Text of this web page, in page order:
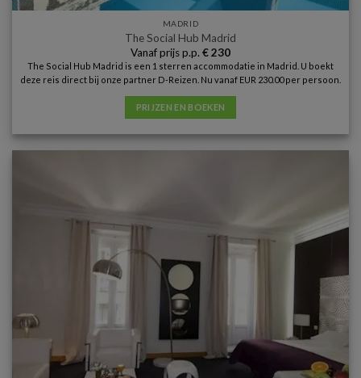
MADRID
The Social Hub Madrid
Vanaf prijs p.p. €230
The Social Hub Madrid is een 1 sterren accommodatie in Madrid. U boekt
deze reis direct bij onze partner D-Reizen. Nu vanaf EUR 230.00 per persoon.
PRIJZEN EN BOEKEN